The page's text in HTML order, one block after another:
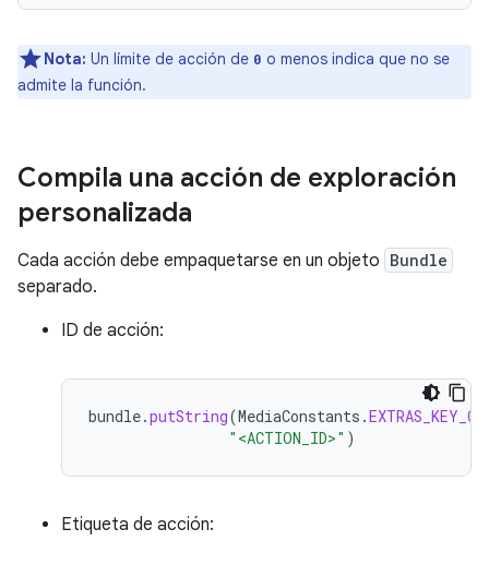
Nota: Un límite de acción de 0 o menos indica que no se
admite la función.
Compila una acción de exploración
personalizada
Cada acción debe empaquetarse en un objeto Bundle
separado.
ID de acción:
bundle.putString(MediaConstants .
"<ACTION_ID>" )
Etiqueta de acción: